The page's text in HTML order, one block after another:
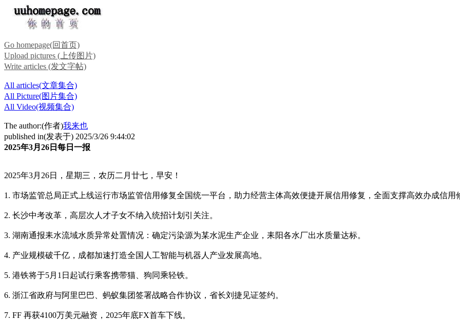
Go homepage(回首页)
Upload pictures (上传图片)
Write articles (发文字帖)
All articles(文章集合)
All Picture(图片集合)
All Video(视频集合)
The author:(作者)我来也
published in(发表于) 2025/3/26 9:44:02
2025年3月26日每日一报
2025年3月26日，星期三，农历二月廿七，早安！
1. 市场监管总局正式上线运行市场监管信用修复全国统一平台，助力经营主体高效便捷开展信用修复，全面支撑高效办成信用
2. 长沙中考改革，高层次人才子女不纳入统招计划引关注。
3. 湖南通报耒水流域水质异常处置情况：确定污染源为某水泥生产企业，耒阳各水厂出水质量达标。
4. 产业规模破千亿，成都加速打造全国人工智能与机器人产业发展高地。
5. 港铁将于5月1日起试行乘客携带猫、狗同乘轻铁。
6. 浙江省政府与阿里巴巴、蚂蚁集团签署战略合作协议，省长刘捷见证签约。
7. FF 再获4100万美元融资，2025年底FX首车下线。